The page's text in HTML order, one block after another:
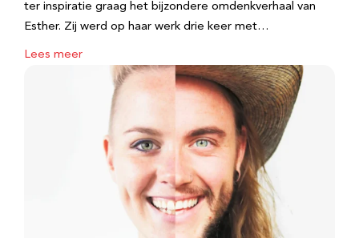
ter inspiratie graag het bijzondere omdenkverhaal van
Esther. Zij werd op haar werk drie keer met…
Lees meer